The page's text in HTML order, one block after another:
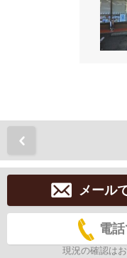
メール
電
現況の確認は